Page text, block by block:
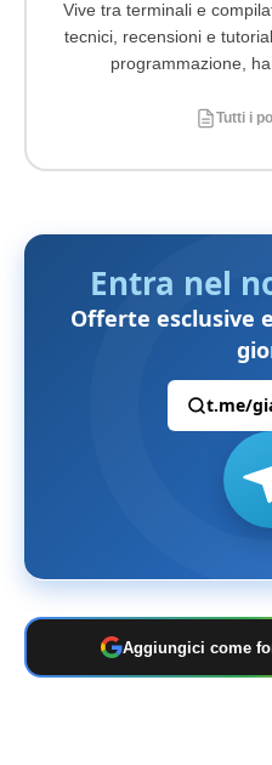
Vive tra terminali e
tecnici, recensioni e
programmazione,
Tutti i
Entra nel
Offerte esclusive
t.me/
Aggiungici come